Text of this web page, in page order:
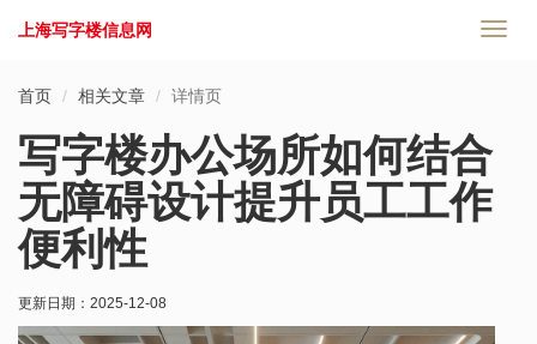
切
上海写字楼信息网
首页 相关文章 详情页
写字楼办公场所如何结合
无障碍设计提升员工工作
便利性
更新日期： 2025-12-08